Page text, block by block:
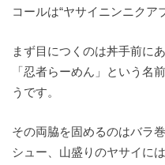
コールは“ヤサイニンニクア
まず目につくのは丼手前に
「忍者らーめん」という名
うです。
その両脇を固めるのはバラ
シュー、山盛りのヤサイに